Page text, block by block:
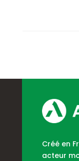
Créé en
acteur